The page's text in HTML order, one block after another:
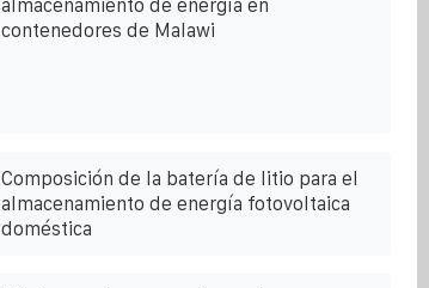
almacenamiento de energía en
contenedores de Malawi
Composición de la batería de litio para el
almacenamiento de energía fotovoltaica
doméstica